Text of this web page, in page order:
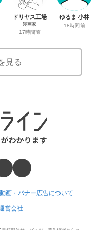
ドリヤス工場
漫画家
17時間前
ゆるま 小林
18時間前
見る
動画・バナー広告について
営会社